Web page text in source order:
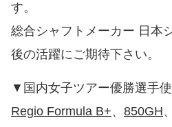
す。
総合シャフトメーカー 日本
後の活躍にご期待下さい。
▼国内女子ツアー優勝選手
Regio Formula B+、 850GH、